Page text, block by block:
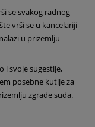
se svakog radnog
vrši se u kancelariji
u prizemlju
i svoje sugestije,
posebne kutije za
zgrade suda.